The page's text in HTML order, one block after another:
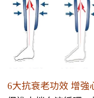
6大抗衰老功效 增強